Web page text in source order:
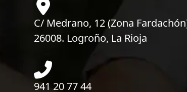
C/ Medrano, 12 (Zona
26008. Logroño, La Rioja
941 20 77 44